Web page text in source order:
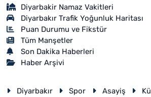
Diyarbakir Namaz Vakitleri
Diyarbakır Trafik Yoğunluk Haritası
Puan Durumu ve Fikstür
Tüm Manşetler
Son Dakika Haberleri
Haber Arşivi
Diyarbakır Spor Asayiş